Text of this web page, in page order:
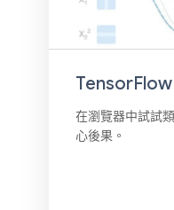
在瀏覽器中試試
心後果。